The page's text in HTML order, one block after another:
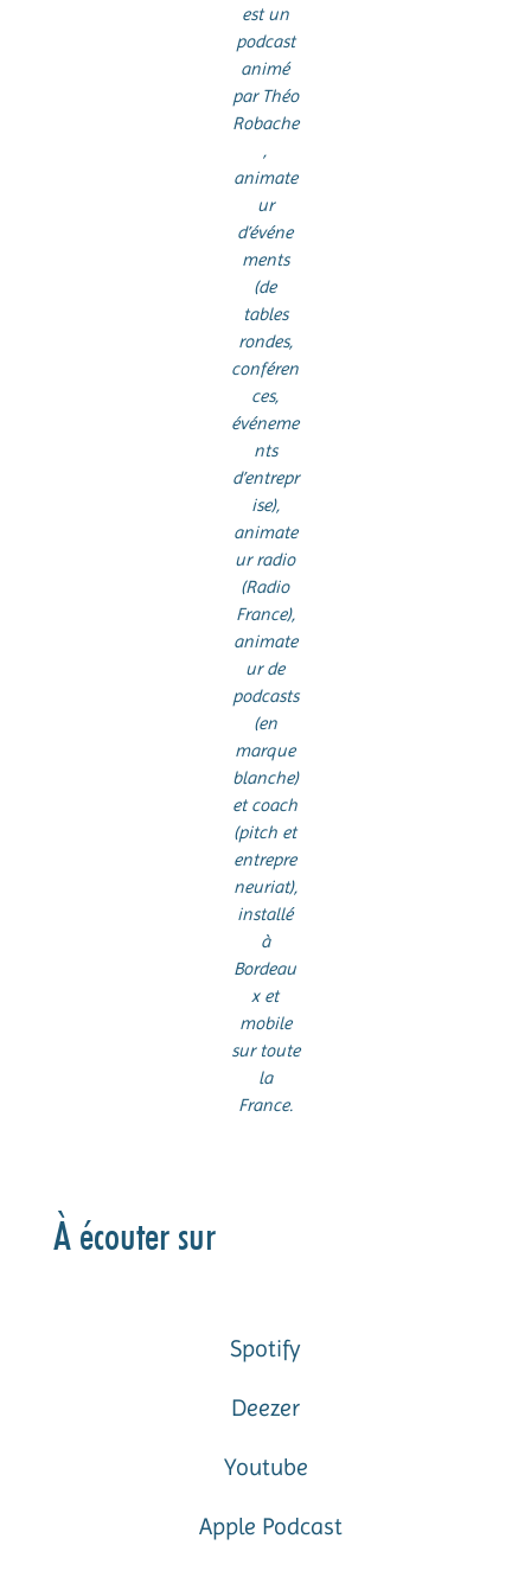
est un
podcast
animé
par Théo
Robache
,
animate
ur
d’événe
ments
(de
tables
rondes,
conféren
ces,
événeme
nts
d’entrepr
ise),
animate
ur radio
(Radio
France),
animate
ur de
podcasts
(en
marque
blanche)
et coach
(pitch et
entrepre
neuriat),
installé
à
Bordeau
x et
mobile
sur toute
la
France.
À écouter sur
Spotify
Deezer
Youtube
Apple Podcast